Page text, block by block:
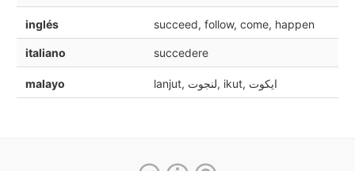
inglés succeed, follow, come, happen
italiano succedere
malayo lanjut, لنجوت, ikut, ايکوت